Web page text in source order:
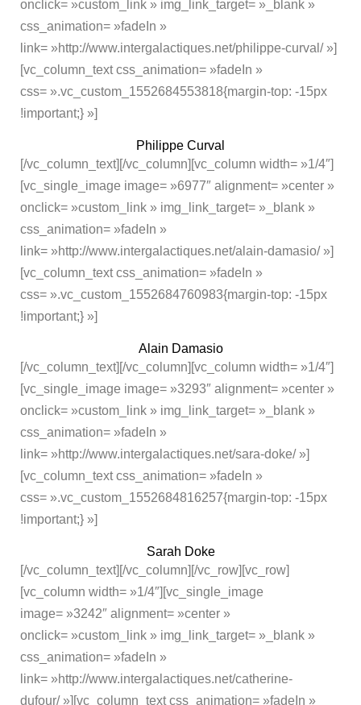
onclick= »custom_link » img_link_target= »_blank »
css_animation= »fadeIn »
link= »http://www.intergalactiques.net/philippe-curval/ »]
[vc_column_text css_animation= »fadeIn »
css= ».vc_custom_1552684553818{margin-top: -15px
!important;} »]
Philippe Curval
[/vc_column_text][/vc_column][vc_column width= »1/4″]
[vc_single_image image= »6977″ alignment= »center »
onclick= »custom_link » img_link_target= »_blank »
css_animation= »fadeIn »
link= »http://www.intergalactiques.net/alain-damasio/ »]
[vc_column_text css_animation= »fadeIn »
css= ».vc_custom_1552684760983{margin-top: -15px
!important;} »]
Alain Damasio
[/vc_column_text][/vc_column][vc_column width= »1/4″]
[vc_single_image image= »3293″ alignment= »center »
onclick= »custom_link » img_link_target= »_blank »
css_animation= »fadeIn »
link= »http://www.intergalactiques.net/sara-doke/ »]
[vc_column_text css_animation= »fadeIn »
css= ».vc_custom_1552684816257{margin-top: -15px
!important;} »]
Sarah Doke
[/vc_column_text][/vc_column][/vc_row][vc_row]
[vc_column width= »1/4″][vc_single_image
image= »3242″ alignment= »center »
onclick= »custom_link » img_link_target= »_blank »
css_animation= »fadeIn »
link= »http://www.intergalactiques.net/catherine-
dufour/ »][vc_column_text css_animation= »fadeIn »